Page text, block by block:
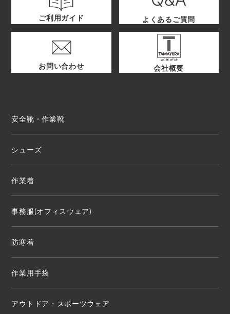
ご利用ガイド よくあるご質問
お問い合わせ 会社概要
安全靴・作業靴
シューズ
作業着
事務服(オフィスウェア)
防寒着
作業用手袋
アウトドア・スポーツウェア